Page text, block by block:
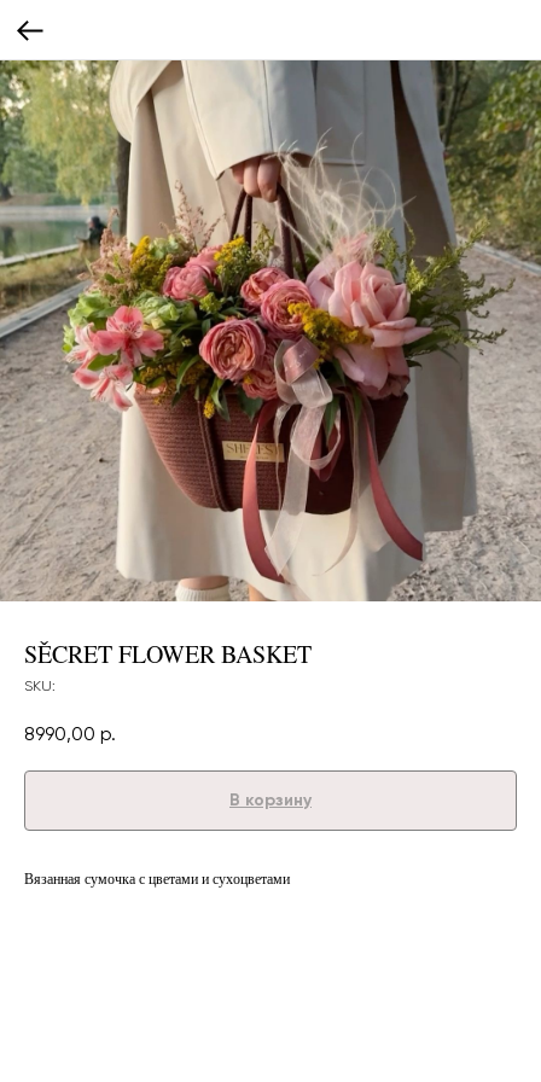
SĚCRET FLOWER BASKET
SKU:
8990,00 р.
В корзину
Вязанная сумочка с цветами и сухоцветами